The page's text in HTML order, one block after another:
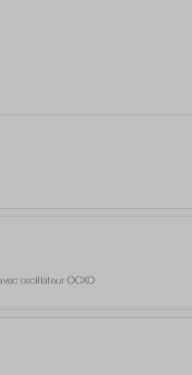
oscillateur OCXO